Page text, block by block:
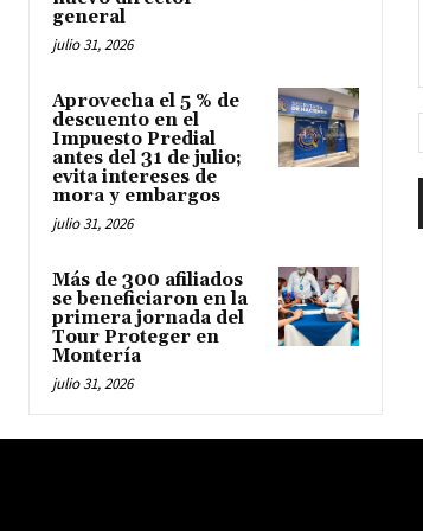
general
julio 31, 2026
Aprovecha el 5 % de
descuento en el
Impuesto Predial
antes del 31 de julio;
evita intereses de
mora y embargos
julio 31, 2026
Más de 300 afiliados
se beneficiaron en la
primera jornada del
Tour Proteger en
Montería
julio 31, 2026